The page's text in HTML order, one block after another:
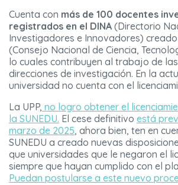
Cuenta con más de 100 docentes
registrados en el DINA (Directorio
Investigadores e Innovadores)
(Consejo Nacional de Ciencia,
lo cuales contribuyen al trabajo de
direcciones de investigación. En la
universidad no cuenta con el
La UPP, no logro obtener el
la SUNEDU. El cese definitivo está
marzo de 2025, ahora bien, ten en
SUNEDU a creado nuevas
que universidades que le negaron el
siempre que hayan cumplido con el
Puedan postularse a este nuevo